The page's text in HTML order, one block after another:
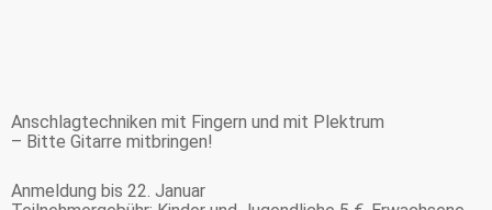
Anschlagtechniken mit Fingern und mit Plektrum
– Bitte Gitarre mitbringen!
Anmeldung bis 22. Januar